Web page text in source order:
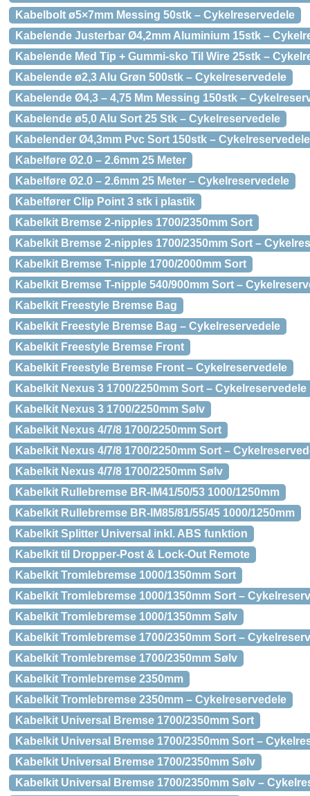
Kabelbolt ø5×7mm Messing 50stk – Cykelreservedele
Kabelende Justerbar Ø4,2mm Aluminium 15stk –
Kabelende Med Tip + Gummi-sko Til Wire 25stk –
Kabelende ø2,3 Alu Grøn 500stk – Cykelreservedele
Kabelende Ø4,3 – 4,75 Mm Messing 150stk –
Kabelende ø5,0 Alu Sort 25 Stk – Cykelreservedele
Kabelender Ø4,3mm Pvc Sort 150stk – Cykelreservedele
Kabelføre Ø2.0 – 2.6mm 25 Meter
Kabelføre Ø2.0 – 2.6mm 25 Meter – Cykelreservedele
Kabelfører Clip Point 3 stk i plastik
Kabelkit Bremse 2-nipples 1700/2350mm Sort
Kabelkit Bremse 2-nipples 1700/2350mm Sort –
Kabelkit Bremse T-nipple 1700/2000mm Sort
Kabelkit Bremse T-nipple 540/900mm Sort –
Kabelkit Freestyle Bremse Bag
Kabelkit Freestyle Bremse Bag – Cykelreservedele
Kabelkit Freestyle Bremse Front
Kabelkit Freestyle Bremse Front – Cykelreservedele
Kabelkit Nexus 3 1700/2250mm Sort – Cykelreservedele
Kabelkit Nexus 3 1700/2250mm Sølv
Kabelkit Nexus 4/7/8 1700/2250mm Sort
Kabelkit Nexus 4/7/8 1700/2250mm Sort –
Kabelkit Nexus 4/7/8 1700/2250mm Sølv
Kabelkit Rullebremse BR-IM41/50/53 1000/1250mm
Kabelkit Rullebremse BR-IM85/81/55/45 1000/1250mm
Kabelkit Splitter Universal inkl. ABS funktion
Kabelkit til Dropper-Post & Lock-Out Remote
Kabelkit Tromlebremse 1000/1350mm Sort
Kabelkit Tromlebremse 1000/1350mm Sort –
Kabelkit Tromlebremse 1000/1350mm Sølv
Kabelkit Tromlebremse 1700/2350mm Sort –
Kabelkit Tromlebremse 1700/2350mm Sølv
Kabelkit Tromlebremse 2350mm
Kabelkit Tromlebremse 2350mm – Cykelreservedele
Kabelkit Universal Bremse 1700/2350mm Sort
Kabelkit Universal Bremse 1700/2350mm Sort –
Kabelkit Universal Bremse 1700/2350mm Sølv
Kabelkit Universal Bremse 1700/2350mm Sølv –